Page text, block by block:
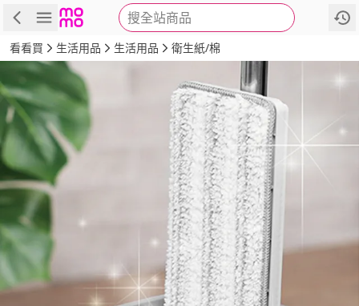
搜全站商品
商品 評價 詳情
看看買 生活用品 生活用品 衛生紙/棉